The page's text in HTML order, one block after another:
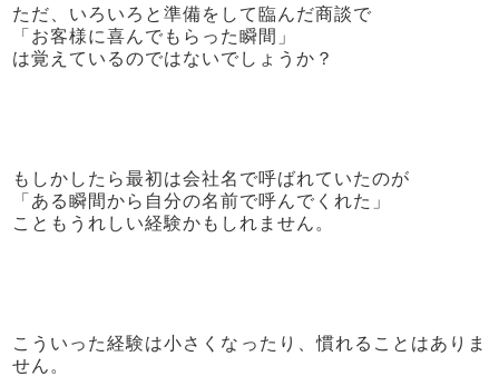
ただ、いろいろと準備をして臨んだ商談で
「お客様に喜んでもらった瞬間」
は覚えているのではないでしょうか？
もしかしたら最初は会社名で呼ばれていたのが
「ある瞬間から自分の名前で呼んでくれた」
こともうれしい経験かもしれません。
こういった経験は小さくなったり、慣れることはありま
せん。